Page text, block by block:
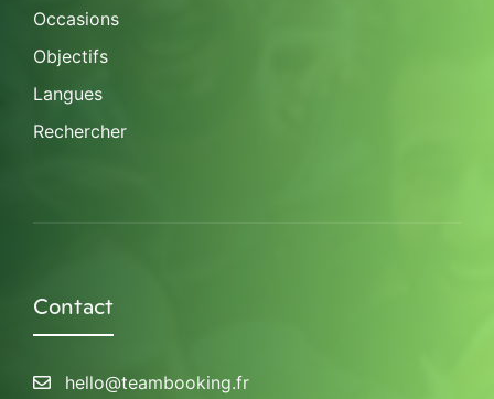
Occasions
Objectifs
Langues
Rechercher
Contact
hello@teambooking.fr